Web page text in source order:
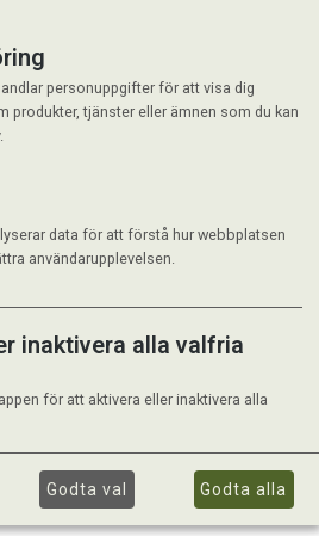
personuppgifter för att visa dig
produkter, tjänster eller ämnen som du kan
data för att förstå hur webbplatsen
användarupplevelsen.
inaktivera alla valfria
för att aktivera eller inaktivera alla
Godta val Godta alla